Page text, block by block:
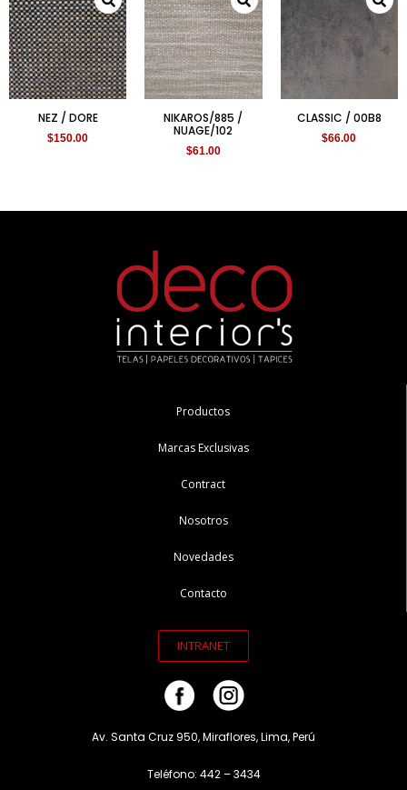
NEZ / DORE
$150.00
NIKAROS/885 /
NUAGE/102
$61.00
CLASSIC / 00B8
$66.00
Productos
Marcas Exclusivas
Contract
Nosotros
Novedades
Contacto
INTRANET
Av. Santa Cruz 950, Miraflores, Lima, Perú
Teléfono: 442 – 3434